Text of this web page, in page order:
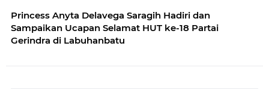
Princess Anyta Delavega Saragih Hadiri dan
Sampaikan Ucapan Selamat HUT ke-18 Partai
Gerindra di Labuhanbatu